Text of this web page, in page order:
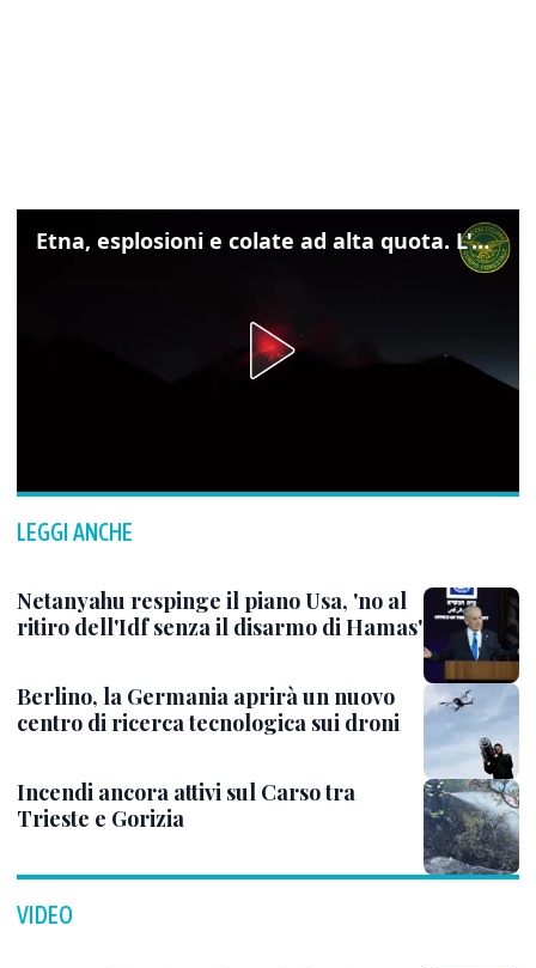
Etna, esplosioni e colate ad alta quota. L'aeroporto di Catania verso la normalità
LEGGI ANCHE
Netanyahu respinge il piano Usa, 'no al
ritiro dell'Idf senza il disarmo di Hamas'
Berlino, la Germania aprirà un nuovo
centro di ricerca tecnologica sui droni
Incendi ancora attivi sul Carso tra
Trieste e Gorizia
VIDEO